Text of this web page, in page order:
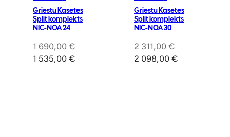
Griestu Kasetes
Split komplekts
NIC-NOA 24
1 690,00€
Original
1 535,00 €
Griestu Kasetes
Split komplekts
NIC-NOA 30
2 311,00€
Original
2 098,00 €